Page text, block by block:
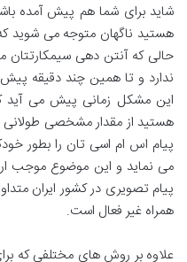
شاید برای شما هم پیش آمده
هستید ناگهان متوجه می شوید
حالی که آنتن دهی
ندارد و تا همین چند دقیقه
این مشکل زمانی پیش می آید
هستید از مقدار مشخصی
پیام اس ام اسی تان را بطور
می نماید و این موضوع موجب
پیام تصویری در کشور ایران
همراه غیر فعال است.
علاوه بر روش های مختلفی که